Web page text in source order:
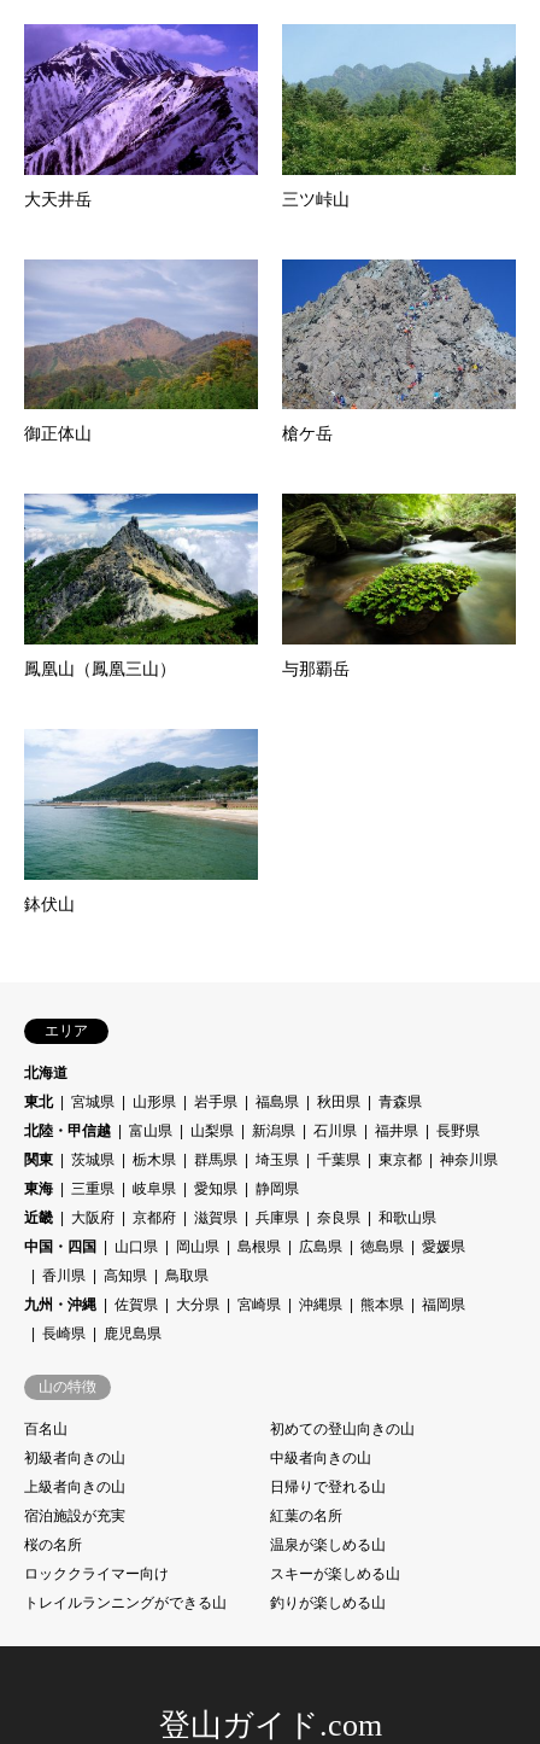
大天井岳 三ツ峠山
御正体山 槍ケ岳
鳳凰山（鳳凰三山） 与那覇岳
鉢伏山
エリア
北海道
東北
宮城県 山形県 岩手県 福島県 秋田県
青森県
北陸・甲信越
富山県 山梨県 新潟県 石川県 福井県
長野県
関東
茨城県 栃木県 群馬県 埼玉県 千葉県 東京都
神奈川県
東海
三重県 岐阜県 愛知県
静岡県
近畿
大阪府 京都府 滋賀県 兵庫県 奈良県
和歌山県
中国・四国
山口県 岡山県 島根県 広島県 徳島県
愛媛県
香川県
高知県
鳥取県
九州・沖縄
佐賀県 大分県 宮崎県 沖縄県 熊本県
福岡県
長崎県
鹿児島県
山の特徴
百名山
初めての登山向きの山
初級者向きの山
中級者向きの山
上級者向きの山
日帰りで登れる山
宿泊施設が充実
紅葉の名所
桜の名所
温泉が楽しめる山
ロッククライマー向け
スキーが楽しめる山
トレイルランニングができる山
釣りが楽しめる山
登山ガイド.com